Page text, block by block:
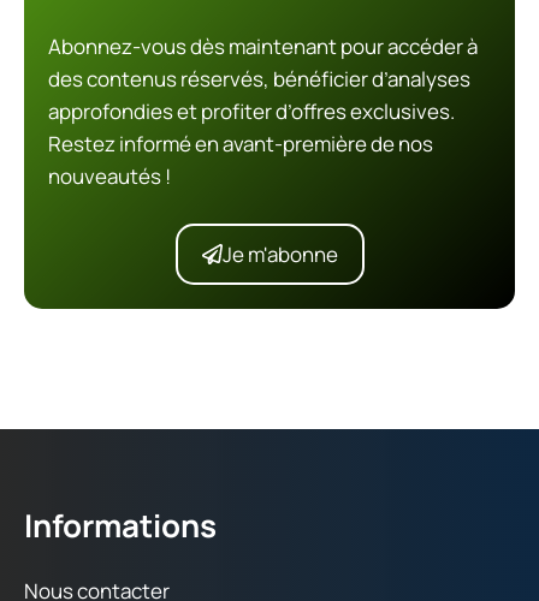
Abonnez-vous dès maintenant pour accéder à
des contenus réservés, bénéficier d’analyses
approfondies et profiter d’offres exclusives.
Restez informé en avant-première de nos
nouveautés !
Je m'abonne
Informations
Nous contacter